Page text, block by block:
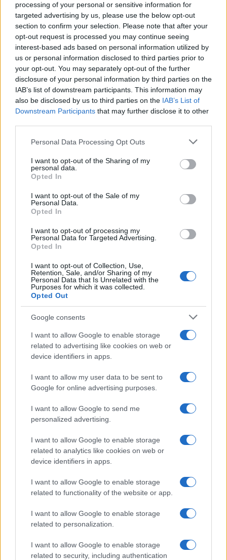
processing of your personal or sensitive information for
targeted advertising by us, please use the below opt-out
section to confirm your selection. Please note that after your
opt-out request is processed you may continue seeing
interest-based ads based on personal information utilized by
us or personal information disclosed to third parties prior to
your opt-out. You may separately opt-out of the further
disclosure of your personal information by third parties on the
IAB’s list of downstream participants. This information may
also be disclosed by us to third parties on the IAB’s List of
Downstream Participants that may further disclose it to other
Please note that this website/app uses one or more Google
not limited to your visit or usage behaviour. You may click to
grant or deny consent to Google and its third-party tags to
use your data for below specified purposes in below Google
consent section.
Personal Data Processing Opt Outs
I want to opt-out of the Sharing of my
personal data.
Opted In
I want to opt-out of the Sale of my
Personal Data.
Opted In
I want to opt-out of processing my
Personal Data for Targeted Advertising.
Opted In
I want to opt-out of Collection, Use,
Retention, Sale, and/or Sharing of my
Personal Data that Is Unrelated with the
Purposes for which it was collected.
Opted Out
Google consents
I want to allow Google to enable storage
related to advertising like cookies on web or
device identifiers in apps.
I want to allow my user data to be sent to
Google for online advertising purposes.
I want to allow Google to send me
personalized advertising.
I want to allow Google to enable storage
related to analytics like cookies on web or
device identifiers in apps.
I want to allow Google to enable storage
related to functionality of the website or app.
I want to allow Google to enable storage
related to personalization.
I want to allow Google to enable storage
related to security, including authentication
Protocolos de seguridad ocular y
consejos para fotografiar eclipses solares
Un eclipse solar es un espectáculo natural que…
CIENCIA Y TECNOLOGÍA
Cómo elegir una carrera STEAM: perfiles
emergentes y competencias clave
Descubre cómo elegir la mejor opción en STEAM:…
Un hombre compra el primer mensaje
SMS de la historia por 107.000 euros
Un canadiense compra el primer mensaje de texto…
CIENCIA Y TECNOLOGÍA